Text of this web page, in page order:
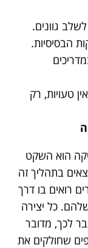
גוונים.
הבסיסיות.
טעויות, רק
הוא השקט
בתהליך זה
רואים בו דרך
כל יצירה
לכך, מדובר
שחולקים את